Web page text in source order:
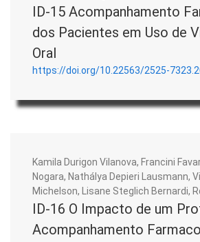
ID-15 Acompanhamento
dos Pacientes em Uso de
Oral
https://doi.org/10.22563/2525-
Kamila Durigon Vilanova, Francini
Nogara, Nathálya Depieri Lausmann,
Michelson, Lisane Steglich Bernardi,
ID-16 O Impacto de um
Acompanhamento